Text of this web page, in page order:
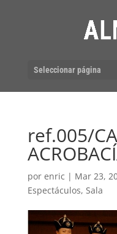
Seleccionar página
ref.005/
por enric | Mar 23,
Espectáculos, Sala